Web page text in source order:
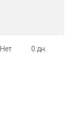
Нет 0 дн.